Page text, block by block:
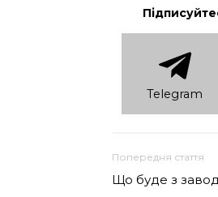
Telеgram
Попередня стаття
Що буде з